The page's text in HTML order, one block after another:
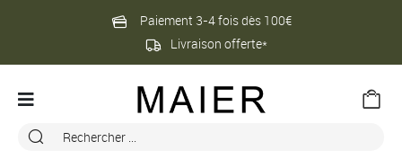
Paiement 3-4 fois dès 100€
Livraison offerte*